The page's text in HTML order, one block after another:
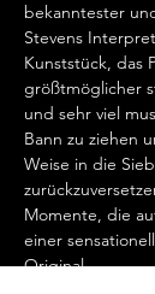
bekanntester
Stevens
Kunststück, das
größtmöglicher
und sehr viel
Bann zu ziehen
Weise in die
Momente, die
einer
Original.